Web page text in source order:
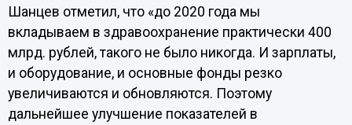
Шанцев отметил, что «до 2020 года мы
вкладываем в здравоохранение практически 400
млрд. рублей, такого не было никогда. И зарплаты,
и оборудование, и основные фонды резко
увеличиваются и обновляются. Поэтому
дальнейшее улучшение показателей в